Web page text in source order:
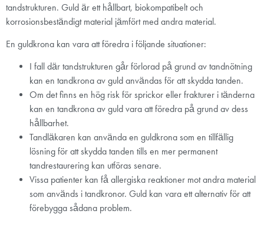
tandstrukturen. Guld är ett hållbart, biokompatibelt och
korrosionsbeständigt material jämfört med andra material.
En guldkrona kan vara att föredra i följande situationer:
I fall där tandstrukturen går förlorad på grund av tandnötning
kan en tandkrona av guld användas för att skydda tanden.
Om det finns en hög risk för sprickor eller frakturer i tänderna
kan en tandkrona av guld vara att föredra på grund av dess
hållbarhet.
Tandläkaren kan använda en guldkrona som en tillfällig
lösning för att skydda tanden tills en mer permanent
tandrestaurering kan utföras senare.
Vissa patienter kan få allergiska reaktioner mot andra material
som används i tandkronor. Guld kan vara ett alternativ för att
förebygga sådana problem.